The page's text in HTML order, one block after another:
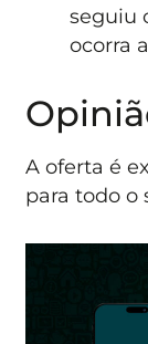
seguiu
ocorra
A oferta é
para todo o